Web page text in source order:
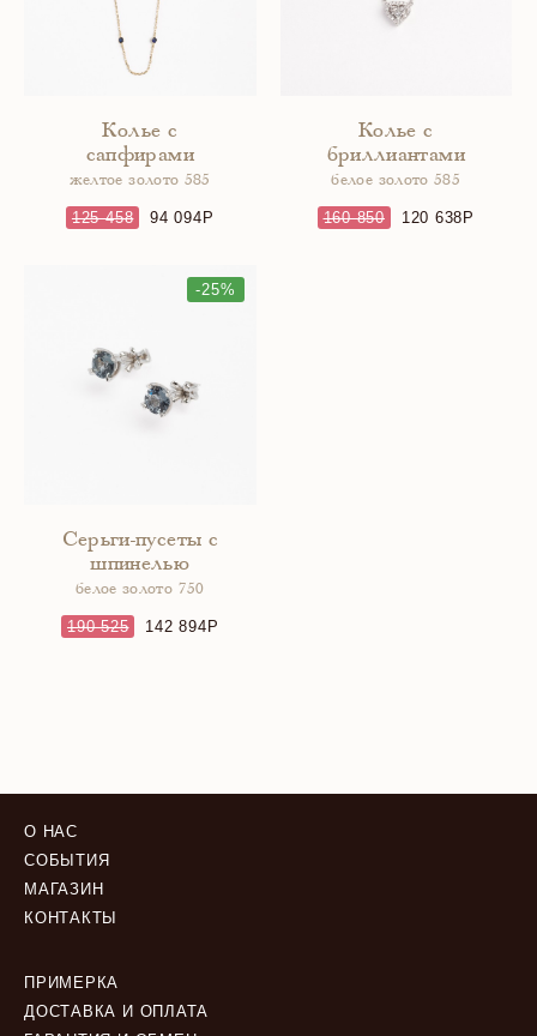
Колье с
сапфирами
желтое золото 585
125 458 94 094
Колье с
бриллиантами
белое золото 585
160 850 120 638
-25%
Серьги-пусеты с
шпинелью
белое золото 750
190 525 142 894
О НАС
СОБЫТИЯ
МАГАЗИН
КОНТАКТЫ
ПРИМЕРКА
ДОСТАВКА И ОПЛАТА